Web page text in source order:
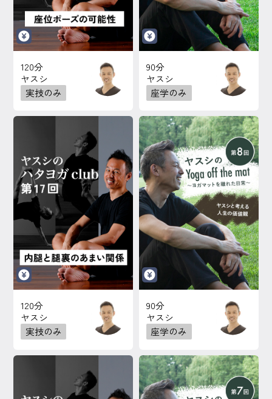
120分
ヤスシ
実技のみ
90分
ヤスシ
座学のみ
120分
ヤスシ
実技のみ
90分
ヤスシ
座学のみ